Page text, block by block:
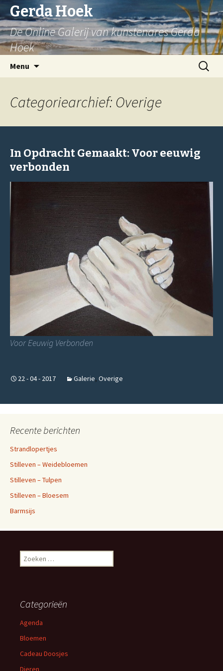
Gerda Hoek
De Online Galerij van kunstenares Gerda
Hoek
Menu
Zoeken
naar:
Categoriearchief: Overige
In Opdracht Gemaakt: Voor eeuwig
verbonden
Voor Eeuwig Verbonden
22 - 04 - 2017 Galerie, Overige
Recente berichten
Strandlopertjes
Stilleven – Weidebloemen
Stilleven – Tulpen
Stilleven – Bloesem
Barmsijs
Zoeken
naar:
Categorieën
Agenda
Bloemen
Cadeau Doosjes
Dieren